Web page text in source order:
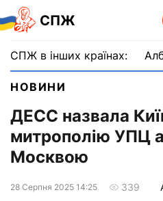
СПЖ
СПЖ в інших країнах:
НОВИНИ
ДЕСС назвала
митрополію УПЦ
Москвою
28 Серпня 2025 14:25 339